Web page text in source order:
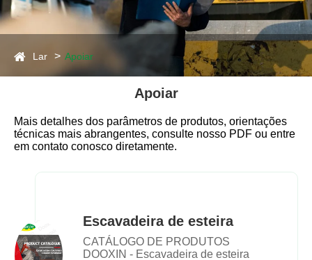
Lar Apoiar
Apoiar
Mais detalhes dos parâmetros de produtos, orientações
técnicas mais abrangentes, consulte nosso PDF ou entre
em contato conosco diretamente.
Escavadeira de esteira
CATÁLOGO DE PRODUTOS
DOOXIN - Escavadeira de esteira